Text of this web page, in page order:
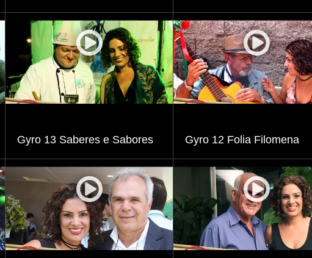
Gyro 13 Saberes e Sabores
Visualizar
Gyro 12 Folia Filomena
Visualizar
Visualizar Visualizar